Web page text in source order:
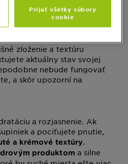
nákupe akejkoľvek
zloženie a textúru
aktuálny stav svojej
nebude fungovať
a skôr upozorní na
a rozjasnenie. Ak
a pociťujete pnutie,
a krémové textúry.
produktom a silne
Prijať všetky súbory
cookie